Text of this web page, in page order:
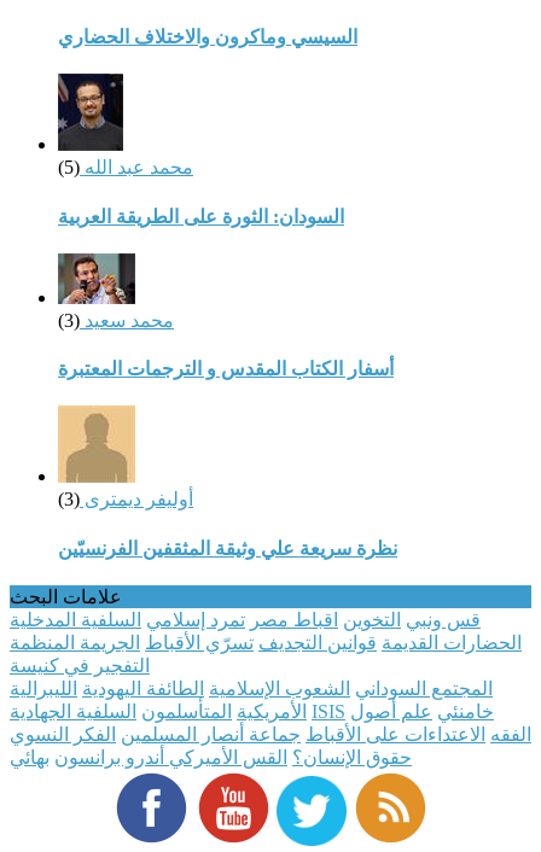
السيسي وماكرون والاختلاف الحضاري
محمد عبد الله (5)
السودان: الثورة على الطريقة العربية
محمد سعيد (3)
أسفار الكتاب المقدس و الترجمات المعتبرة
أوليفر ديمترى (3)
نظرة سريعة علي وثيقة المثقفين الفرنسيّين
علامات البحث
قس ونبي التخوين اقباط مصر تمرد إسلامي السلفية المدخلية
الحضارات القديمة قوانين التجديف تسرّي الأقباط الجريمة المنظمة
التفجير في كنيسة
المجتمع السوداني الشعوب الإسلامية الطائفة اليهودية الليبرالية
الأمريكية المتأسلمون السلفية الجهادية ISIS خامنئي علم أصول
الفقه الاعتداءات على الأقباط جماعة أنصار المسلمين الفكر النسوي
حقوق الإنسان؟ القس الأميركي أندرو برانسون بهائي